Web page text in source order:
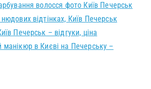
волосся фото Київ Печерськ
відтінках, Київ Печерськ
Печерськ – відгуки, ціна
манікюр в Києві на Печерську –